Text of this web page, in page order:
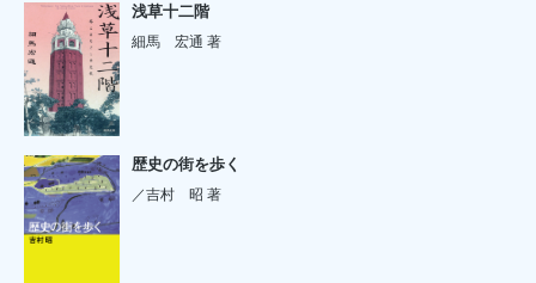
浅草十二階
細馬 宏通 著
歴史の街を歩く
／吉村 昭 著